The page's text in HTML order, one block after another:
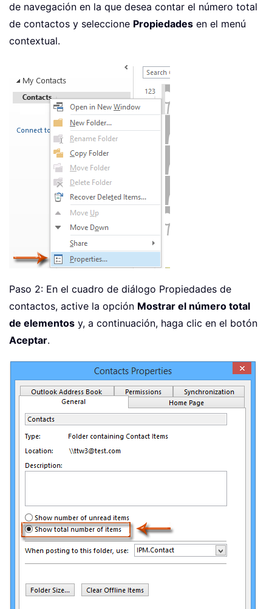
de navegación en la que desea contar el número total
de contactos y seleccione Propiedades en el menú
contextual.
Paso 2: En el cuadro de diálogo Propiedades de
contactos, active la opción Mostrar el número total
de elementos y, a continuación, haga clic en el botón
Aceptar.